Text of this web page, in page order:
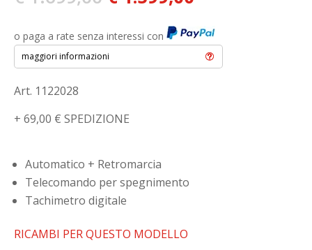
prezzo
originale
era:
€ 1.699,00.
attuale
è:
€ 1.599,00.
o paga a rate senza interessi con
maggiori informazioni
Art. 1122028
+ 69,00 € SPEDIZIONE
Automatico + Retromarcia
Telecomando per spegnimento
Tachimetro digitale
RICAMBI PER QUESTO MODELLO